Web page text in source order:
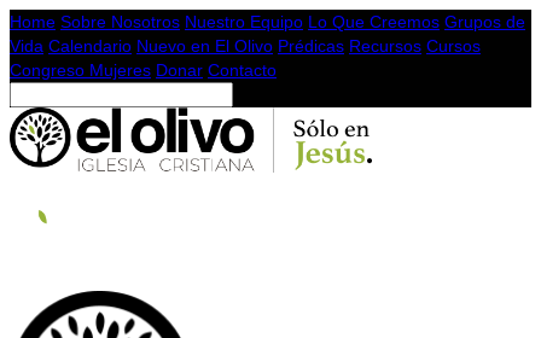
Home Sobre Nosotros Nuestro Equipo Lo Que Creemos Grupos de
Vida Calendario Nuevo en El Olivo Prédicas Recursos Cursos
Congreso Mujeres Donar Contacto